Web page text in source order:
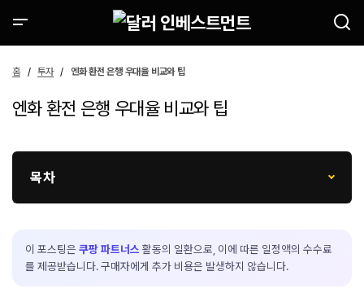
홈 투자 엔화 환전 은행 우대율 비교와 팁
엔화 환전 은행 우대율 비교와 팁
목차
이 포스팅은 쿠팡 파트너스 활동의 일환으로, 이에 따른 일정액의 수수료
를 제공받습니다. 구매자에게 추가 비용은 발생하지 않습니다.